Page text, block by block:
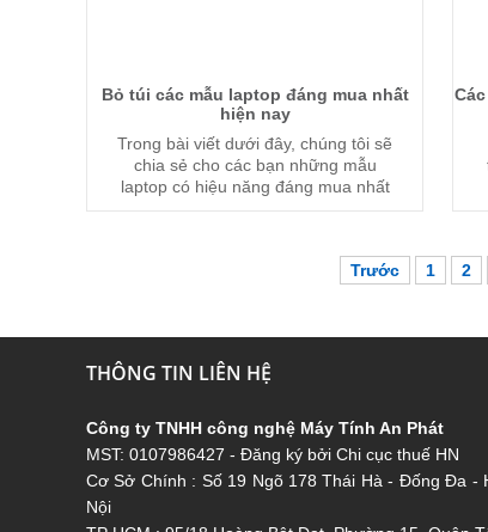
Bỏ túi các mẫu laptop đáng mua nhất
hiện nay
Trong bài viết dưới đây, chúng tôi sẽ
chia sẻ cho các bạn những mẫu
laptop có hiệu năng đáng mua nhất
trong thời điểm hiện tại.
Trước 1 2
THÔNG TIN LIÊN HỆ
Công ty TNHH công nghệ Máy Tính An Phát
MST: 0107986427 - Đăng ký bởi Chi cục thuế HN
Cơ Sở Chính : Số 19 Ngõ 178 Thái Hà - Đống Đa -
Nội